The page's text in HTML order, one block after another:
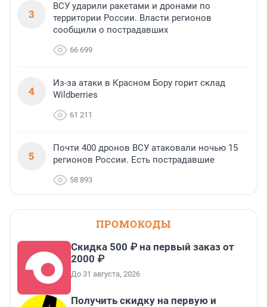
3
ВСУ ударили ракетами и дронами по
территории России. Власти регионов
сообщили о пострадавших
66 699
4
Из-за атаки в Красном Бору горит склад
Wildberries
61 211
5
Почти 400 дронов ВСУ атаковали ночью 15
регионов России. Есть пострадавшие
58 893
ПРОМОКОДЫ
Скидка 500 ₽ на первый заказ от
2000 ₽
До 31 августа, 2026
Получить скидку на первую и